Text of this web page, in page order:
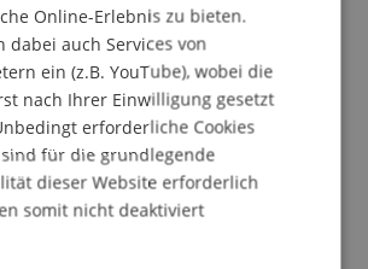
und Marketing
Online-Erlebnis zu bieten.
dabei auch Services von
ein (z.B. YouTube), wobei die
nach Ihrer Einwilligung gesetzt
erforderliche Cookies
für die grundlegende
dieser Website erforderlich
somit nicht deaktiviert